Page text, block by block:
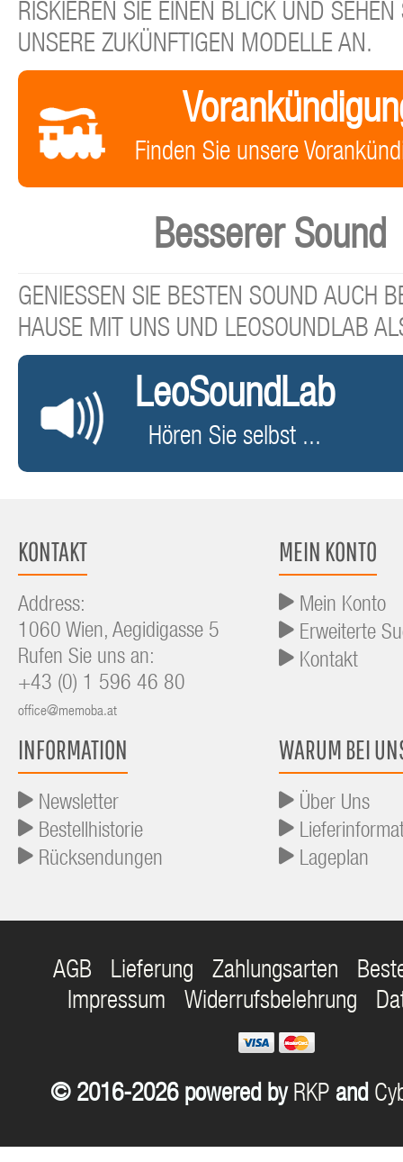
RISKIEREN SIE EINEN BLICK UND SEHEN
UNSERE ZUKÜNFTIGEN MODELLE AN.
Finden Sie unsere
Besserer Sound
GENIESSEN SIE BESTEN SOUND AUCH
HAUSE MIT UNS UND LEOSOUNDLAB
LeoSoundLab
Hören Sie selbst ...
KONTAKT
Address:
1060 Wien, Aegidigasse 5
Rufen Sie uns an:
+43 (0) 1 596 46 80
office@memoba.at
MEIN KONTO
Mein Konto
Erweiterte
Kontakt
INFORMATION
Newsletter
Bestellhistorie
Rücksendungen
WARUM BEI
Über Uns
Lageplan
AGB Lieferung Zahlungsarten
Impressum
Widerrufsbelehrung
© 2016-2026 powered by RKP and